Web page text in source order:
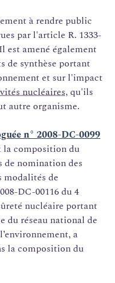
à rendre public
par l'article R. 1333-
est amené également
de synthèse portant
et sur l'impact
nucléaires, qu'ils
autre organisme.
n° 2008-DC-0099
composition du
nomination des
modalités de
DC-00116 du 4
nucléaire portant
du réseau national de
a
la composition du